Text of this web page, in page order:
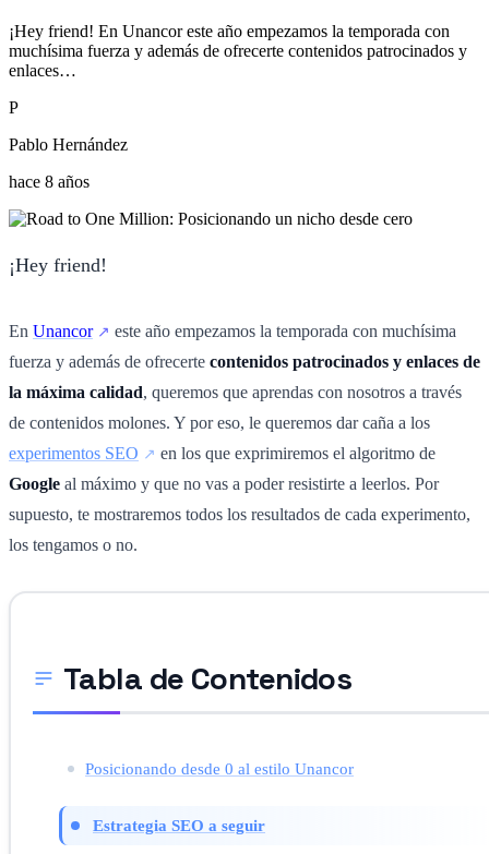
¡Hey friend! En Unancor este año empezamos la temporada con
muchísima fuerza y además de ofrecerte contenidos patrocinados y
enlaces…
P
Pablo Hernández
hace 8 años
¡Hey friend!
En Unancor
este año empezamos la temporada con muchísima
fuerza y además de ofrecerte contenidos patrocinados y enlaces de
la máxima calidad, queremos que aprendas con nosotros a través
de contenidos molones. Y por eso, le queremos dar caña a los
experimentos SEO
en los que exprimiremos el algoritmo de
Google al máximo y que no vas a poder resistirte a leerlos. Por
supuesto, te mostraremos todos los resultados de cada experimento,
los tengamos o no.
Tabla de Contenidos
Posicionando desde 0 al estilo Unancor
Estrategia SEO a seguir